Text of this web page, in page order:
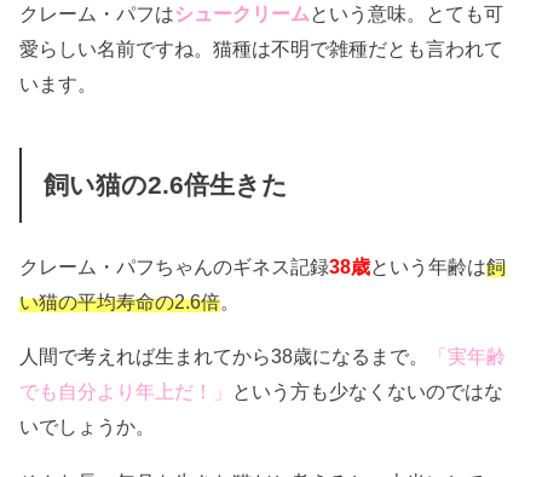
クレーム・パフはシュークリームという意味。とても可
愛らしい名前ですね。猫種は不明で雑種だとも言われて
います。
飼い猫の2.6倍生きた
クレーム・パフちゃんのギネス記録38歳という年齢は飼
い猫の平均寿命の2.6倍。
人間で考えれば生まれてから38歳になるまで。
「実年齢
でも自分より年上だ！」 という方も少なくないのではな
いでしょうか。